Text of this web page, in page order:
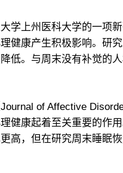
学上州医科大学的一项
健康产生积极影响。研
低。与周末没有补觉的
of Affective
健康起着至关重要的作
高，但在研究周末睡眠